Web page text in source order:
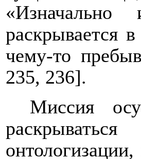
раскрывается
чему-то
235, 236].
Миссия